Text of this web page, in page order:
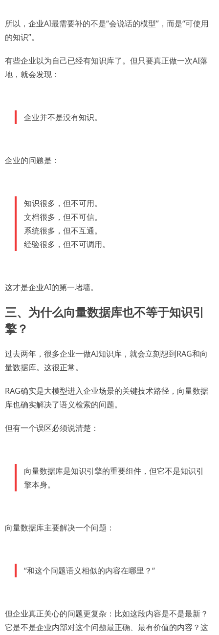
所以，企业AI最需要补的不是“会说话的模型”，而是“可使用
的知识”。
有些企业以为自己已经有知识库了。但只要真正做一次AI落
地，就会发现：
企业并不是没有知识。
企业的问题是：
知识很多，但不可用。
文档很多，但不可信。
系统很多，但不互通。
经验很多，但不可调用。
这才是企业AI的第一堵墙。
三、为什么向量数据库也不等于知识引
擎？
过去两年，很多企业一做AI知识库，就会立刻想到RAG和向
量数据库。这很正常。
RAG确实是大模型进入企业场景的关键技术路径，向量数据
库也确实解决了语义检索的问题。
但有一个误区必须说清楚：
向量数据库是知识引擎的重要组件，但它不是知识引
擎本身。
向量数据库主要解决一个问题：
“和这个问题语义相似的内容在哪里？“
但企业真正关心的问题更复杂：比如这段内容是不是最新？
它是不是企业内部对这个问题最正确、最有价值的内容？这